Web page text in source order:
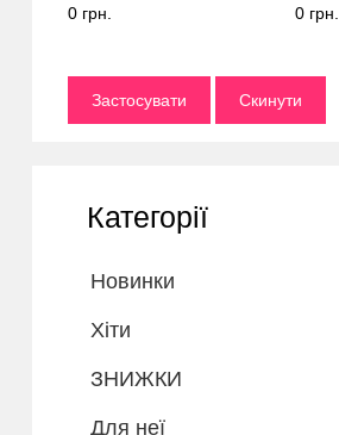
0 грн. 0 грн.
Застосувати Скинути
Категорії
Новинки
Хіти
ЗНИЖКИ
Для неї